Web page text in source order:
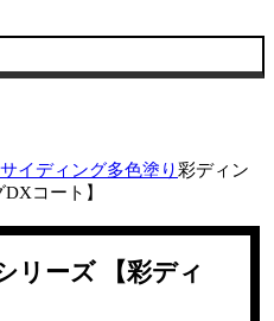
サイディング多色塗り彩ディン
コート】
リーズ 【彩ディ